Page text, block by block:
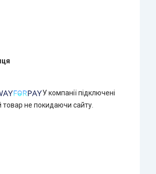
У компанії підключені
товар не покидаючи сайту.